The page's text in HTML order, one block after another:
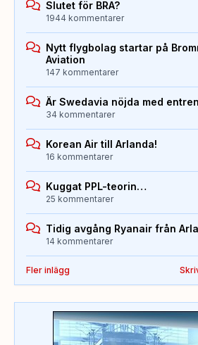
Slutet för BRA?
1944 kommentarer
Nytt flygbolag startar på
Aviation
147 kommentarer
Är Swedavia nöjda med
34 kommentarer
Korean Air till Arlanda!
16 kommentarer
Kuggat PPL-teorin…
25 kommentarer
Tidig avgång Ryanair från
14 kommentarer
Fler inlägg